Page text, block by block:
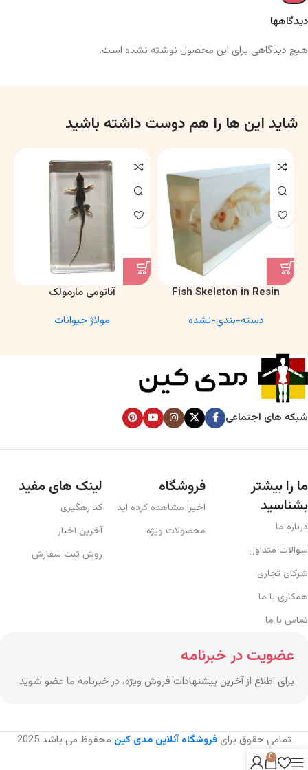
دیدگاهها
هیچ دیدگاهی برای این محصول نوشته نشده است.
شاید این ها را هم دوست داشته باشید
Fish Skeleton in Resin
Anatomy Specimen
دسته-بندی-نشده
آناتومی مارمولک
مولاژ حیوانات
شبکه های اجتماعی
ما را بیشتر
بشناسید
درباره ما
سوالات متداول
شرکای تجاری
همکاری با ما
تماس با ما
فروشگاه
اخیرا مشاهده کرده اید
محصولات ویژه
لینک های مفید
کد رهگیری
آخرین اخبار
روش ثبت سفارش
عضویت در خبرنامه
برای اطلاع از آخرین پیشنهادات فروش ویژه، در خبرنامه ما عضو شوید
تمامی حقوق برایفروشگاه آنلاین مدی کین محفوظ می باشد 2025
0